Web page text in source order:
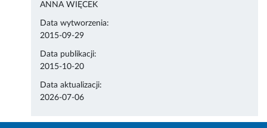
ANNA WIĘCEK
Data wytworzenia:
2015-09-29
Data publikacji:
2015-10-20
Data aktualizacji:
2026-07-06